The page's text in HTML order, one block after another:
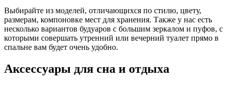
Выбирайте из моделей, отличающихся по стилю, цвету,
размерам, компоновке мест для хранения. Также у нас есть
несколько вариантов будуаров с большим зеркалом и пуфов, с
которыми совершать утренний или вечерний туалет прямо в
спальне вам будет очень удобно.
Аксессуары для сна и отдыха